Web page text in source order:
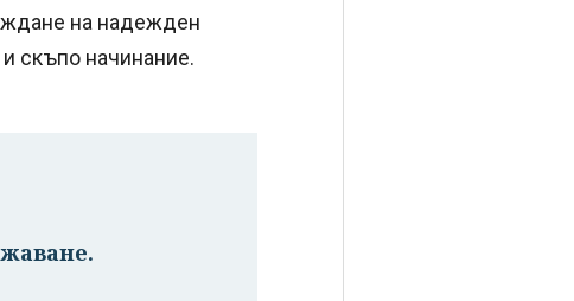
на надежден
скъпо начинание.